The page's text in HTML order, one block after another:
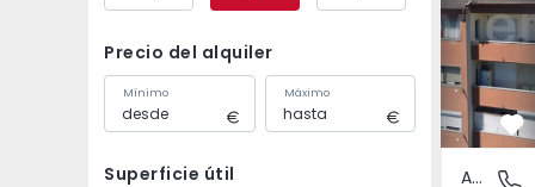
Precio del alquiler
Mínimo Máximo
Superficie útil Covilhã
Apartamento